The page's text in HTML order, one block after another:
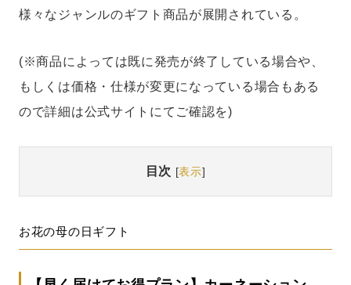
様々なジャンルのギフト商品が展開されている。
(※商品によっては既に発売が終了している場合や、
もしくは価格・仕様が変更になっている場合もある
ので詳細は公式サイトにてご確認を)
目次 [表示]
お花の母の日ギフト